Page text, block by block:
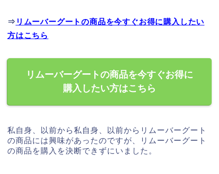
⇒ リムーバーグートの商品を今すぐお得に購入したい
方はこちら
リムーバーグートの商品を今すぐお得に
購入したい方はこちら
私自身、以前から私自身、以前からリムーバーグート
の商品には興味があったのですが、リムーバーグート
の商品を購入を決断できずにいました。